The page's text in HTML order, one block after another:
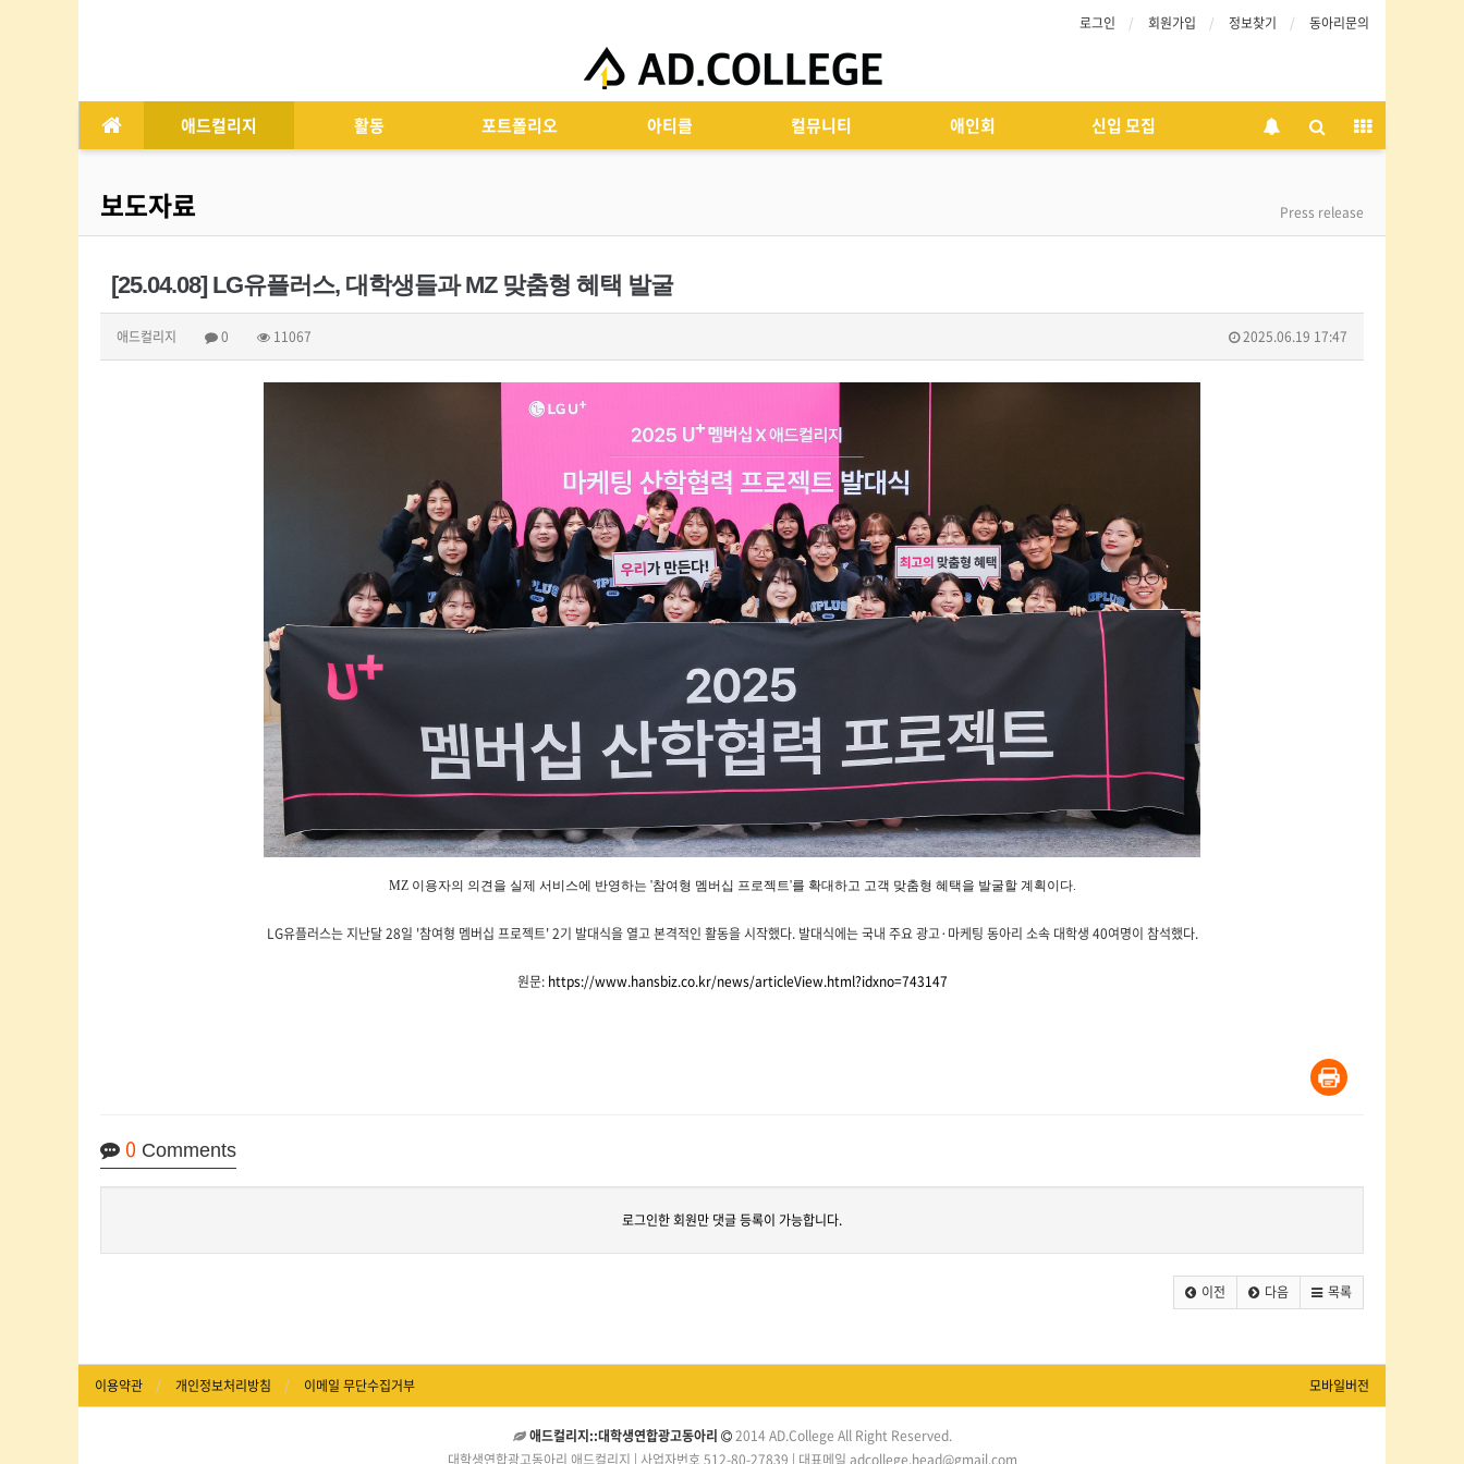
로그인 회원가입 정보찾기 동아리문의
애드컬리지 활동 포트폴리오 아티클 컬뮤니티 애인회 신입 모집
보도자료 Press release
[25.04.08] LG유플러스, 대학생들과 MZ 맞춤형 혜택 발굴
애드컬리지 0 11067 2025.06.19 17:47
MZ 이용자의 의견을 실제 서비스에 반영하는 '참여형 멤버십 프로젝트'를 확대하고 고객 맞춤형 혜택을 발굴할 계획이다.
LG유플러스는 지난달 28일 '참여형 멤버십 프로젝트' 2기 발대식을 열고 본격적인 활동을 시작했다. 발대식에는 국내 주요 광고·마케팅 동아리 소속 대학생 40여명이 참석했다.
원문: https://www.hansbiz.co.kr/news/articleView.html?idxno=743147
0 Comments
로그인한 회원만 댓글 등록이 가능합니다.
이전 다음 목록
이용약관 개인정보처리방침 이메일 무단수집거부 모바일버전
애드컬리지::대학생연합광고동아리
2014 AD.College All Right Reserved.
대학생연합광고동아리 애드컬리지 | 사업자번호 512-80-27839 | 대표메일 adcollege.head@gmail.com